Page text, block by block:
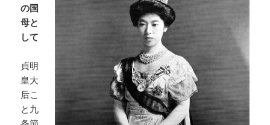
の国
母と
して
貞明
皇大
后こ
と九